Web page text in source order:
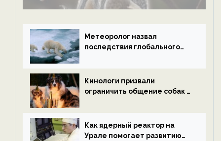
Метеоролог назвал
последствия глобального
ECOportal
Кинологи призвали
ограничить общение собак с
ECOportal
Как ядерный реактор на
Урале помогает развитию